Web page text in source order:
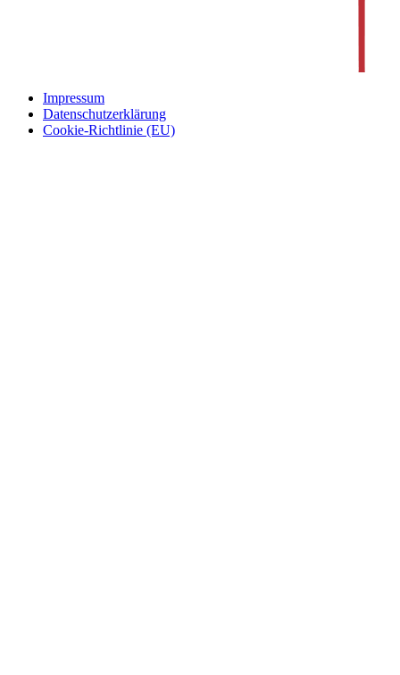
Impressum
Datenschutzerklärung
Cookie-Richtlinie (EU)